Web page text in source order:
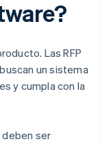
Las RFP
un sistema
y cumpla con la
ser